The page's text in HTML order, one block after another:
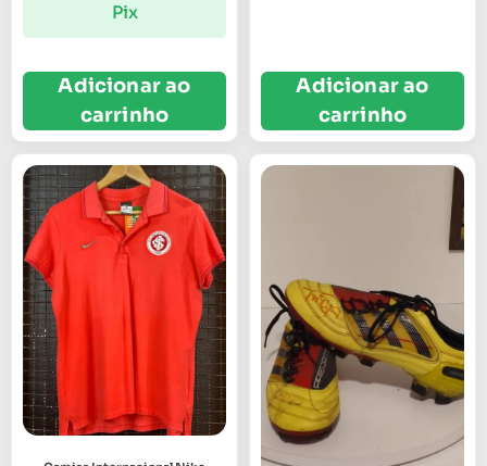
Pix
Adicionar ao
carrinho
Adicionar ao
carrinho